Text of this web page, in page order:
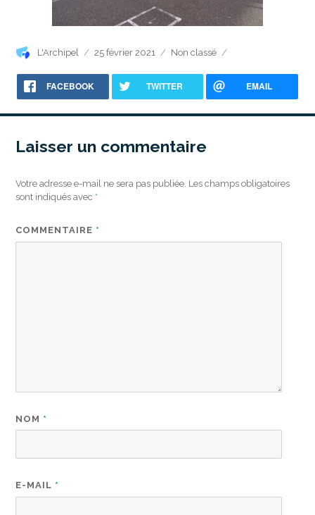
Auteur
L'Archipel
Publié
25 février 2021 Catégories
Non classé
FACEBOOK TWITTER EMAIL
Laisser un commentaire
Votre adresse e-mail ne sera pas publiée. Les champs obligatoires
sont indiqués avec *
COMMENTAIRE *
NOM *
E-MAIL *